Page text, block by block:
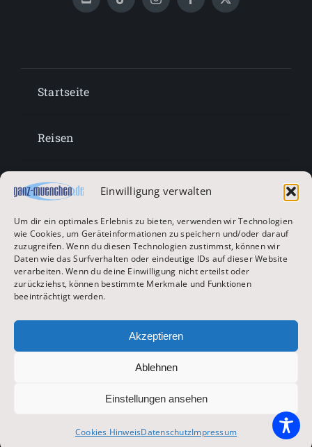
Einwilligung verwalten
Um dir ein optimales Erlebnis zu bieten, verwenden wir Technologien
wie Cookies, um Geräteinformationen zu speichern und/oder darauf
zuzugreifen. Wenn du diesen Technologien zustimmst, können wir
Daten wie das Surfverhalten oder eindeutige IDs auf dieser Website
verarbeiten. Wenn du deine Einwilligung nicht erteilst oder
zurückziehst, können bestimmte Merkmale und Funktionen
beeinträchtigt werden.
Akzeptieren
Ablehnen
Einstellungen ansehen
Cookies HinweisDatenschutzImpressum
Startseite
Reisen
Lifestyle
Entertainment
Oktoberfest & Volksfeste
Zur Hauptseite